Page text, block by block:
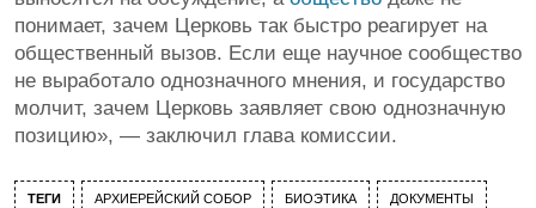
понимает, зачем Церковь так быстро реагирует на
общественный вызов. Если еще научное сообщество
не выработало однозначного мнения, и государство
молчит, зачем Церковь заявляет свою однозначную
позицию», — заключил глава комиссии.
ТЕГИ АРХИЕРЕЙСКИЙ СОБОР БИОЭТИКА ДОКУМЕНТЫ